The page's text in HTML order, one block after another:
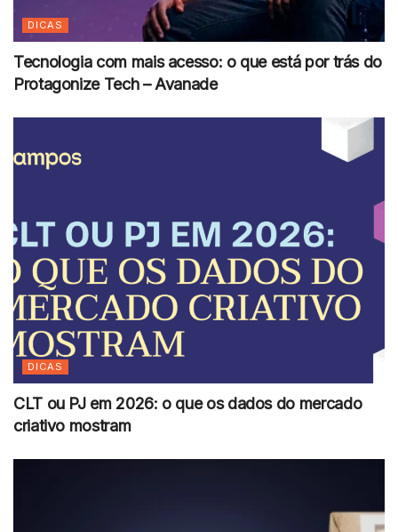
DICAS
Tecnologia com mais acesso: o que está por trás do
Protagonize Tech – Avanade
DICAS
CLT ou PJ em 2026: o que os dados do mercado
criativo mostram